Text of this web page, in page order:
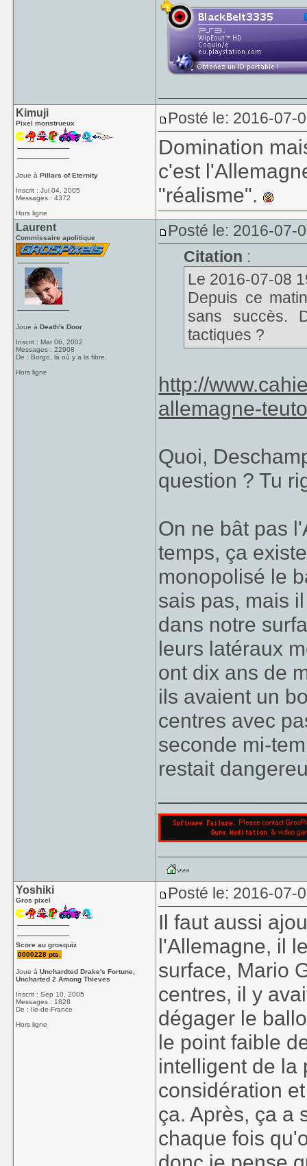
Kimuji
Pixel monstrueux
Joue àPillars of Eternity
Inscrit : Jul 04, 2005
Messages : 4372
Hors ligne
Posté le: 2016-07-
Domination
c'est
"réalisme".
Laurent
Commissaire apolitique
Joue àDeath's Door
Inscrit : Mar 06, 2002
Messages : 22908
De : Borgo, là où y a la fibre.
Hors ligne
Posté le: 2016-07-
Citation :
Le 2016-07-08
Depuis ce
sans succès.
tactiques ?
http://
allemagne-
Quoi,
question ? Tu
On ne bât pas
temps, ça
monopolisé le
sais pas, mais
dans notre
leurs latéraux
ont dix ans de
ils avaient un
centres avec
seconde mi-
restait
Yoshiki
Gros pixel
Score au grosquiz
0000228 pts.
Joue àUnchardted Drake's Fortune,
Uncharted 2 Among Thieves
Inscrit : Sep 10, 2005
Messages : 1828
De : Ile-de-France
Hors ligne
Posté le: 2016-07-
Il faut aussi
l'Allemagne, il
surface, Mario
centres, il y
dégager le
le point faible
intelligent de la
considération
ça. Après, ça a
chaque fois